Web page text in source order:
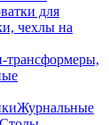
для
чехлы на
трансформеры,
Журнальные